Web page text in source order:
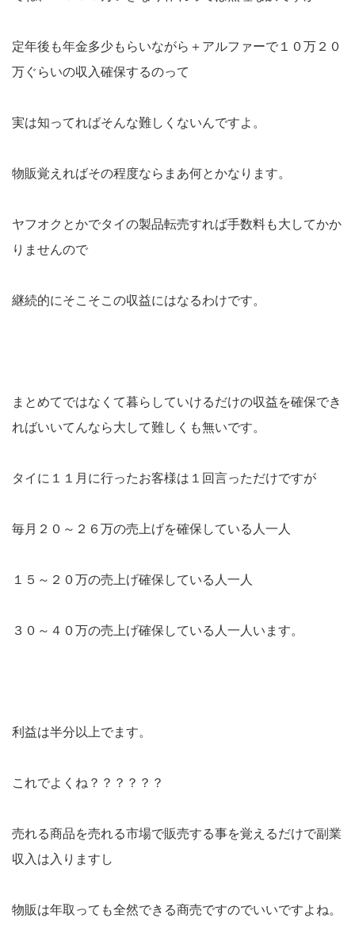
定年後も年金多少もらいながら＋アルファーで１０万２０
万ぐらいの収入確保するのって
実は知ってればそんな難しくないんですよ。
物販覚えればその程度ならまあ何とかなります。
ヤフオクとかでタイの製品転売すれば手数料も大してかか
りませんので
継続的にそこそこの収益にはなるわけです。
まとめてではなくて暮らしていけるだけの収益を確保でき
ればいいてんなら大して難しくも無いです。
タイに１１月に行ったお客様は１回言っただけですが
毎月２０～２６万の売上げを確保している人一人
１５～２０万の売上げ確保している人一人
３０～４０万の売上げ確保している人一人います。
利益は半分以上でます。
これでよくね？？？？？？
売れる商品を売れる市場で販売する事を覚えるだけで副業
収入は入りますし
物販は年取っても全然できる商売ですのでいいですよね。